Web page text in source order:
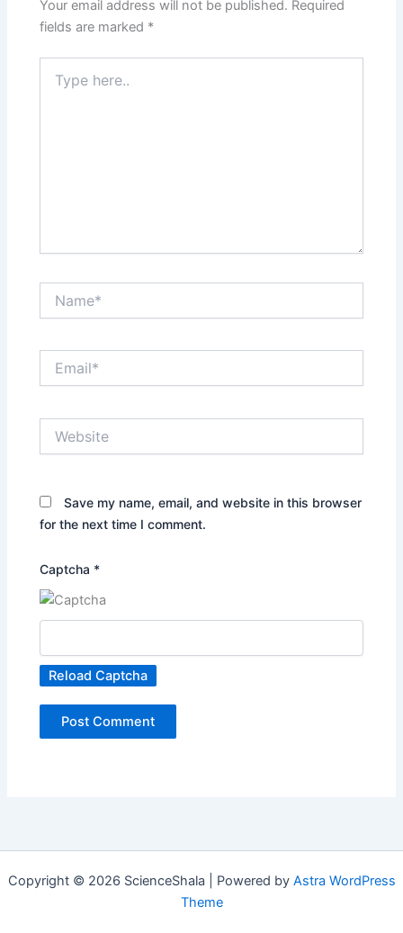
Your email address will not be published. Required
fields are marked *
here..
Save my name, email, and website in this browser
for the next time I comment.
Captcha *
Reload Captcha
Copyright © 2026 ScienceShala | Powered by Astra WordPress
Theme